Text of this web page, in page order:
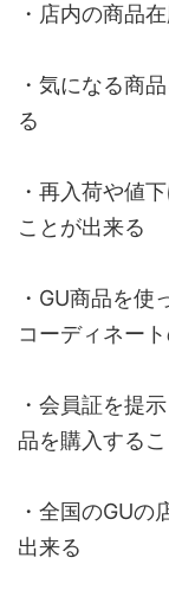
・店内の商品
・気になる商
る
・再入荷や値
ことが出来る
・GU商品を使
コーディネー
・会員証を提
品を購入する
・全国のGUの
出来る